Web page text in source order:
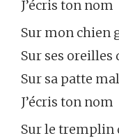
J’écris ton nom
Sur mon chien
Sur ses oreilles
Sur sa patte
J’écris ton nom
Sur le tremplin